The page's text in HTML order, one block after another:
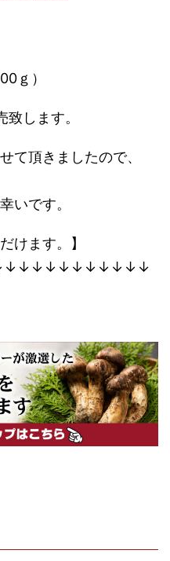
ｇ）
します。
て頂きましたので、
いです。
けます。】